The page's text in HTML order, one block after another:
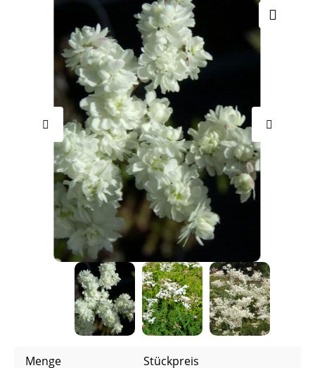
Menge Stückpreis